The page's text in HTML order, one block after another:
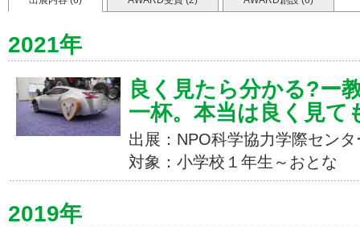
2021年
良く見たら分かる?ー
一杯。本当は良く見て
出展：NPO科学協力学際センタ
対象：小学校１年生～おとな
2019年